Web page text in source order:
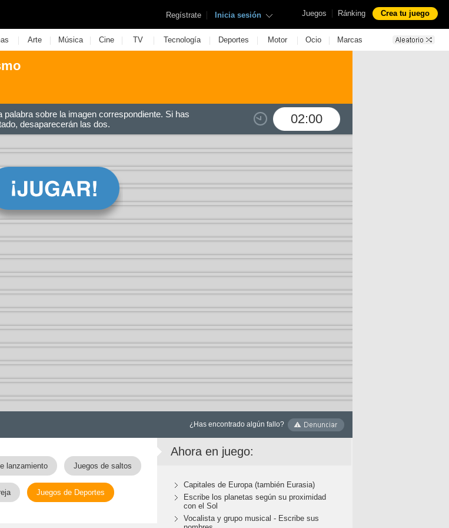
Juegos | Ránking Crea tu juego
Regístrate | Inicia sesión
| Arte | Música | Cine | TV | Tecnología | Deportes | Motor | Ocio | Marcas
02:00
palabra sobre la imagen correspondiente. Si has
desaparecerán las dos.
¿Has encontrado algún fallo?
lanzamiento Juegos de saltos
Juegos de Deportes
Ahora en juego:
Capitales de Europa (también Eurasia)
Escribe los planetas según su proximidad
con el Sol
Vocalista y grupo musical - Escribe sus